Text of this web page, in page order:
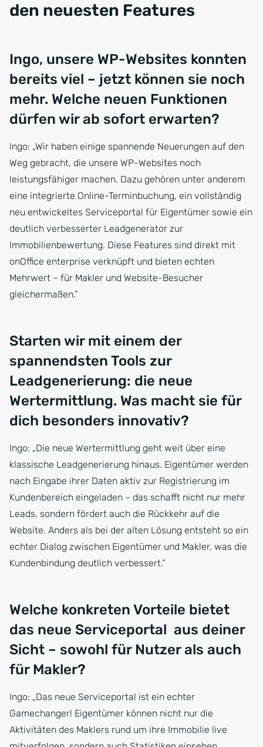
den neuesten Features
Ingo, unsere WP-Websites konnten
bereits viel – jetzt können sie noch
mehr. Welche neuen Funktionen
dürfen wir ab sofort erwarten?
Ingo: „Wir haben einige spannende Neuerungen auf den
Weg gebracht, die unsere WP-Websites noch
leistungsfähiger machen. Dazu gehören unter anderem
eine integrierte Online-Terminbuchung, ein vollständig
neu entwickeltes Serviceportal für Eigentümer sowie ein
deutlich verbesserter Leadgenerator zur
Immobilienbewertung. Diese Features sind direkt mit
onOffice enterprise verknüpft und bieten echten
Mehrwert – für Makler und Website-Besucher
gleichermaßen.”
Starten wir mit einem der
spannendsten Tools zur
Leadgenerierung: die neue
Wertermittlung. Was macht sie für
dich besonders innovativ?
Ingo: „Die neue Wertermittlung geht weit über eine
klassische Leadgenerierung hinaus. Eigentümer werden
nach Eingabe ihrer Daten aktiv zur Registrierung im
Kundenbereich eingeladen – das schafft nicht nur mehr
Leads, sondern fördert auch die Rückkehr auf die
Website. Anders als bei der alten Lösung entsteht so ein
echter Dialog zwischen Eigentümer und Makler, was die
Kundenbindung deutlich verbessert.”
Welche konkreten Vorteile bietet
das neue Serviceportal aus deiner
Sicht – sowohl für Nutzer als auch
für Makler?
Ingo: „Das neue Serviceportal ist ein echter
Gamechanger! Eigentümer können nicht nur die
Aktivitäten des Maklers rund um ihre Immobilie live